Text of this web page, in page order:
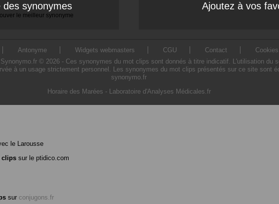
des synonymes
le meilleur synonyme
Ajoutez à vos
Antonyme Widgets webmasters CGU Contact
© 2026 - Ces synonymes du mot clips sont donnés à titre indicatif. L'utilisation du
à un usage strictement personnel. Les synonymes du mot clips présentés sur ce site sont
synonymo.fr
Horaire des Marées - Laboratoire d'Analyses Médicales.fr
le Larousse
clips sur le ptidico.com
sur conjugons.fr